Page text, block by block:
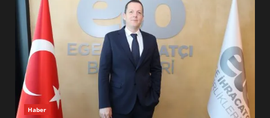
4
5
BALIKESİR MÜZELERİNDE SÜRE
UZATILDI: NE DEĞİŞTİ?
Haber